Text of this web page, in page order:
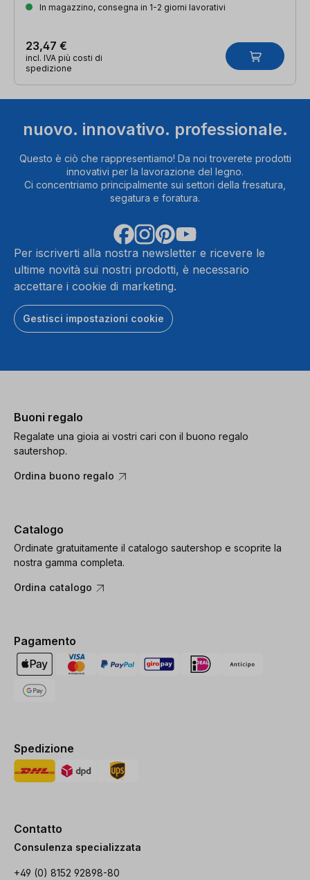
In magazzino, consegna in 1-2 giorni lavorativi
23,47 €
incl. IVA più costi di
spedizione
nuovo. innovativo. professionale.
Questo è ciò che rappresentiamo! Da noi troverete prodotti
innovativi per la lavorazione del legno.
Ci concentriamo principalmente sui settori della fresatura,
segatura e foratura.
Per iscriverti alla nostra newsletter e ricevere le
ultime novità sui nostri prodotti, è necessario
accettare i cookie di marketing.
Gestisci impostazioni cookie
Buoni regalo
Regalate una gioia ai vostri cari con il buono regalo
sautershop.
Ordina buono regalo
Catalogo
Ordinate gratuitamente il catalogo sautershop e scoprite la
nostra gamma completa.
Ordina catalogo
Pagamento
Spedizione
Contatto
Consulenza specializzata
+49 (0) 8152 92898-80